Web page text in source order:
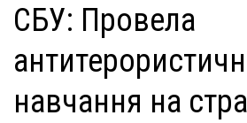
СБУ: Провела
навчання на